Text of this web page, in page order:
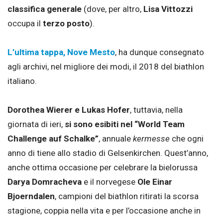
classifica generale (dove, per altro, Lisa Vittozzi
occupa il terzo posto).
L’ultima tappa, Nove Mesto, ha dunque consegnato
agli archivi, nel migliore dei modi, il 2018 del biathlon
italiano.
Dorothea Wierer e Lukas Hofer, tuttavia, nella
giornata di ieri, si sono esibiti nel “World Team
Challenge auf Schalke”, annuale kermesse che ogni
anno di tiene allo stadio di Gelsenkirchen. Quest’anno,
anche ottima occasione per celebrare la bielorussa
Darya Domracheva e il norvegese Ole Einar
Bjoerndalen, campioni del biathlon ritirati la scorsa
stagione, coppia nella vita e per l’occasione anche in